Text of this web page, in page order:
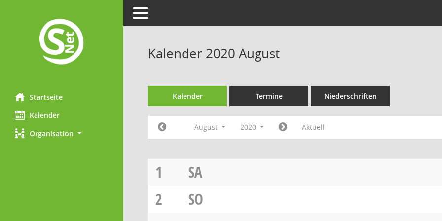
Startseite
Kalender
Organisation
Toggle navigation
Kalender 2020 August
Kalender Termine Niederschriften
August 2020 Aktuell
1
SA
2
SO